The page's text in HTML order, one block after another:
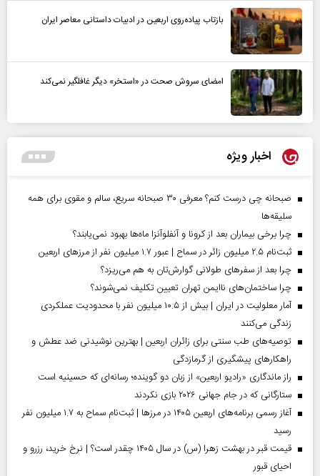
بازتاب پیاده‌روی اربعین در ادبیات داستانی معاصر ایران
امضای سروش صحت در «استخر» دیگر غافلگیر نمی‌کند
اخبار ویژه
صبحانه چی درست کنم؟ معرفی ۳۰ صبحانه سریع، سالم و مقوی برای همه
سلیقه‌ها
چرا برخی بیماران بعد از کرونا و آنفلوآنزا ماه‌ها بهبود نمی‌یابند؟
ثبت‌نام ۲.۵ میلیون زائر در سماح | عبور ۱.۷ میلیون نفر از مرز‌های اربعین
چرا بعد از سفرهای طولانی گوارش‌تان به هم می‌ریزد؟
چرا ساختمان‌های ناایمن تهران تعیین تکلیف نمی‌شوند؟
آمار معلولیت در ایران | بیش از ۱۰.۵ میلیون نفر با محدودیت عملکردی
زندگی می‌کنند
توصیه‌های طب سنتی برای زائران اربعین | بهترین نوشیدنی ضد عطش و
راهکارهای پیشگیری از گرمازدگی
راز ماندگاری «رادیو اربعین» از زبان دو گوینده؛ رسانه‌ای که حسینیه است
ستارگانی که در جام جهانی ۲۰۲۶ بازی نکردند
آغاز رسمی برنامه‌های اربعین ۱۴۰۵ در مرز‌ها | ثبت‌نام سماح به ۱.۷ میلیون نفر
رسید
قیمت قبر در بهشت زهرا (س) در سال ۱۴۰۵ چقدر است؟ | نرخ خرید، رزرو و
احیای قبور